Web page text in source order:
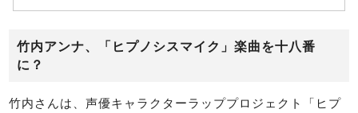
竹内アンナ、「ヒプノシスマイク」楽曲を十八番
に？
竹内さんは、声優キャラクターラッププロジェクト「ヒプ